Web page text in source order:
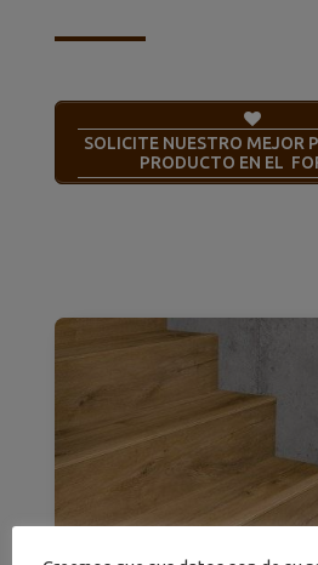
SOLICITE NUESTRO MEJOR
PRODUCTO EN EL